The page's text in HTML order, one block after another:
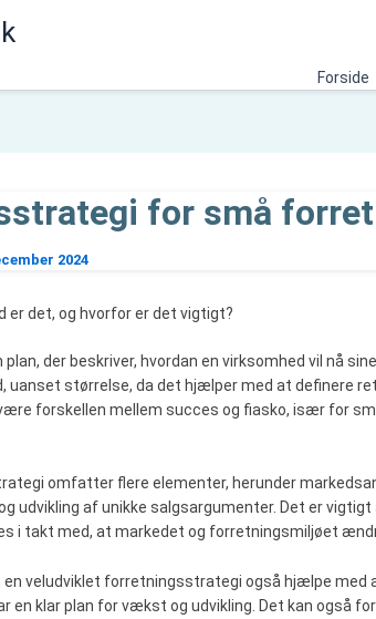
Forside
for små
2024
er det, og hvorfor er det vigtigt?
der beskriver, hvordan en virksomhed vil nå
uanset størrelse, da det hjælper med at definere
forskellen mellem succes og fiasko, især for
omfatter flere elementer, herunder
udvikling af unikke salgsargumenter. Det er
i takt med, at markedet og forretningsmiljøet
en veludviklet forretningsstrategi også hjælpe
en klar plan for vækst og udvikling. Det kan også